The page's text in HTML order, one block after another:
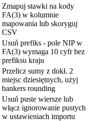
Zmapuj stawki na kody
FA(3) w kolumnie
mapowania lub skoryguj
CSV
Usuń prefiks - pole NIP w
FA(3) wymaga 10 cyfr bez
prefiksu kraju
Przelicz sumy z dokł. 2
miejsc dziesiętnych, użyj
bankers rounding
Usuń puste wiersze lub
włącz ignorowanie pustych
w ustawieniach importu